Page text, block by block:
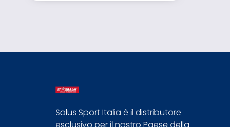
Salus Sport Italia è il distributore